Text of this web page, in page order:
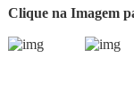
Clique na Imagem